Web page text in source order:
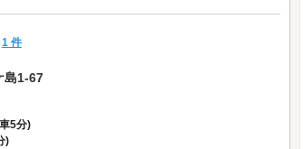
1 件
島1-67
5分)
)